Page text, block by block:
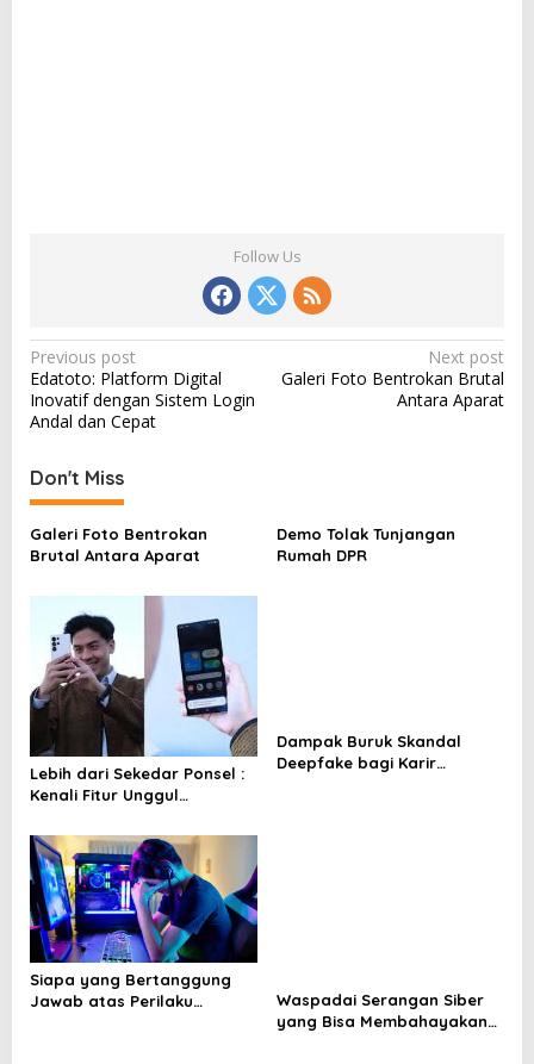
Follow Us
P
o
s
t
n
a
v
i
a
t
i
o
n
Previous post
Edatoto: Platform Digital
Inovatif dengan Sistem Login
Andal dan Cepat
Next post
Galeri Foto Bentrokan Brutal
Antara Aparat
Don't Miss
Galeri Foto Bentrokan
Brutal Antara Aparat
Demo Tolak Tunjangan
Rumah DPR
Lebih dari Sekedar Ponsel :
Kenali Fitur Unggul
yang Bikin Hidup Lebih
Mudah
Dampak Buruk Skandal
Deepfake bagi Karir
Siapa yang Bertanggung
Jawab atas Perilaku
Waspadai Serangan Siber
yang Bisa Membahayakan